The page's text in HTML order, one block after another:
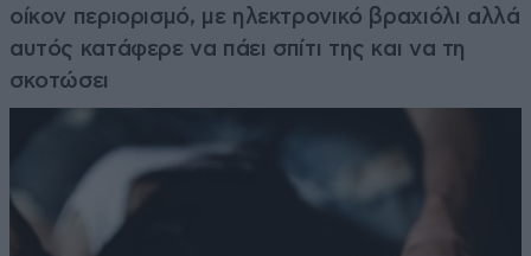
οίκον περιορισμό, με ηλεκτρονικό βραχιόλι αλλά
αυτός κατάφερε να πάει σπίτι της και να τη
σκοτώσει